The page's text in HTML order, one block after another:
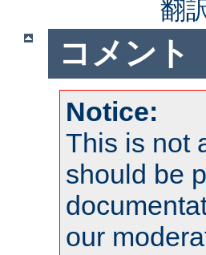
翻
コメント
Notice:
This is not
should be
our